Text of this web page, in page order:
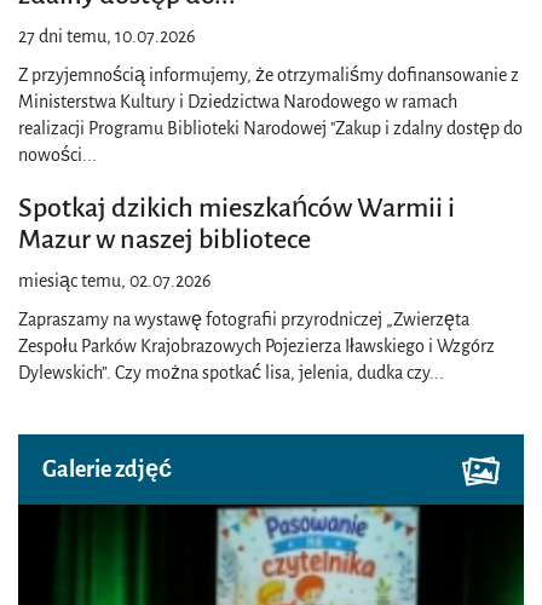
27 dni temu, 10.07.2026
Z przyjemnością informujemy, że otrzymaliśmy dofinansowanie z
Ministerstwa Kultury i Dziedzictwa Narodowego w ramach
realizacji Programu Biblioteki Narodowej "Zakup i zdalny dostęp do
nowości...
Spotkaj dzikich mieszkańców Warmii i
Mazur w naszej bibliotece
miesiąc temu, 02.07.2026
Zapraszamy na wystawę fotografii przyrodniczej „Zwierzęta
Zespołu Parków Krajobrazowych Pojezierza Iławskiego i Wzgórz
Dylewskich”. Czy można spotkać lisa, jelenia, dudka czy...
Galerie zdjęć